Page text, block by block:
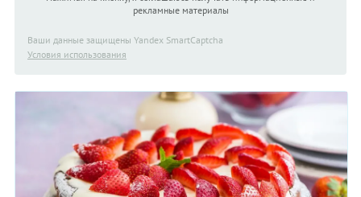
рекламные материалы
Ваши данные защищены Yandex SmartCaptcha
Условия использования